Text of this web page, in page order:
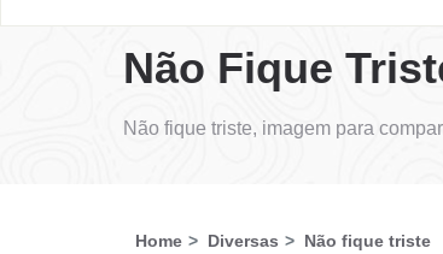
Não Fique
Não fique triste, imagem para
Home Diversas Não fique triste